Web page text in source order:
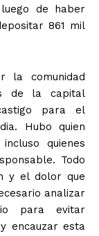
de haber
861 mil
la comunidad
de la capital
para el
Hubo quien
quienes
Todo
y el dolor que
analizar
para evitar
encauzar esta